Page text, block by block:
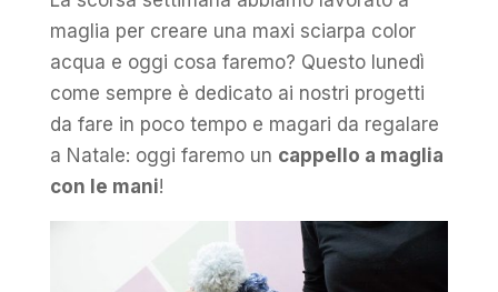
maglia per creare una maxi sciarpa color
acqua e oggi cosa faremo? Questo lunedì
come sempre è dedicato ai nostri progetti
da fare in poco tempo e magari da regalare
a Natale: oggi faremo un cappello a maglia
con le mani!